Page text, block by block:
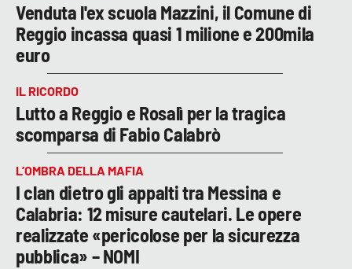
Venduta l'ex scuola Mazzini, il Comune di
Reggio incassa quasi 1 milione e 200mila
euro
IL RICORDO
Lutto a Reggio e Rosalì per la tragica
scomparsa di Fabio Calabrò
L’OMBRA DELLA MAFIA
I clan dietro gli appalti tra Messina e
Calabria: 12 misure cautelari. Le opere
realizzate «pericolose per la sicurezza
pubblica» – NOMI